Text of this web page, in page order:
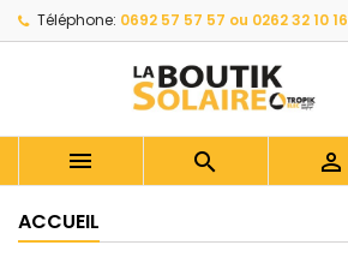
Téléphone: 0692 57 57 57 ou 0262 32 10 16
  
ACCUEIL